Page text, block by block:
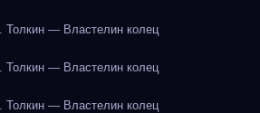
Толкин — Властелин колец
Толкин — Властелин колец
Толкин — Властелин колец